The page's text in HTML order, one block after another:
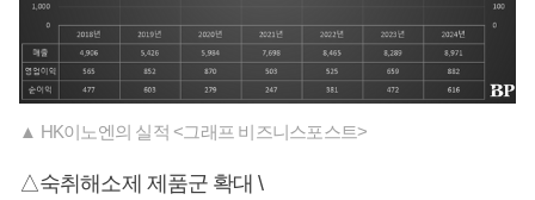
▲ HK이노엔의 실적 <그래프 비즈니스포스트>
△숙취해소제 제품군 확대 \